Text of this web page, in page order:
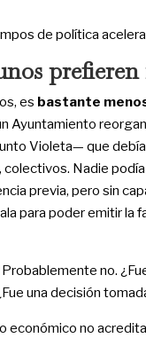
de política
es bastante
Ayuntamiento
Violeta— que
Nadie
previa, pero sin
para poder emitir la
no.
una decisión
económico no